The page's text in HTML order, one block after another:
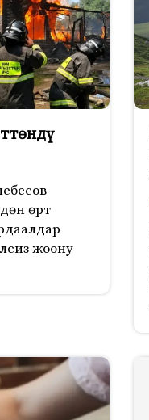
өрт
жоону